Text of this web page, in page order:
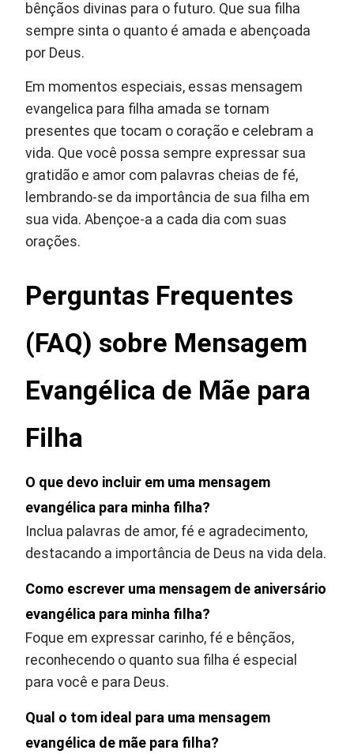
bênçãos divinas para o futuro. Que sua filha
sempre sinta o quanto é amada e abençoada
por Deus.
Em momentos especiais, essas mensagem
evangelica para filha amada se tornam
presentes que tocam o coração e celebram a
vida. Que você possa sempre expressar sua
gratidão e amor com palavras cheias de fé,
lembrando-se da importância de sua filha em
sua vida. Abençoe-a a cada dia com suas
orações.
Perguntas Frequentes
(FAQ) sobre Mensagem
Evangélica de Mãe para
Filha
O que devo incluir em uma mensagem
evangélica para minha filha?
Inclua palavras de amor, fé e agradecimento,
destacando a importância de Deus na vida dela.
Como escrever uma mensagem de aniversário
evangélica para minha filha?
Foque em expressar carinho, fé e bênçãos,
reconhecendo o quanto sua filha é especial
para você e para Deus.
Qual o tom ideal para uma mensagem
evangélica de mãe para filha?